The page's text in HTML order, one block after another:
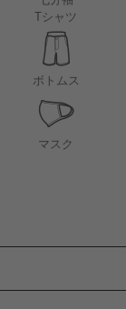
Tシャツ
ボトムス
マスク